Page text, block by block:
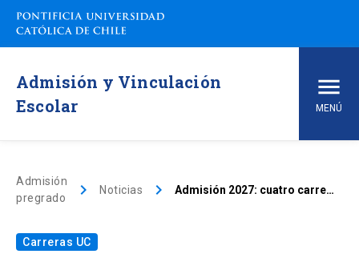
Admisión y Vinculación
Escolar
MENÚ
Carreras de pregrado
Vías de Admisión
Admisión
pregrado
keyboard_arrow_right Noticias keyboard_arrow_right Admisión 2027: cuatro carreras UC sumarán la prueba de Competencia Matemática 2
Carreras UC